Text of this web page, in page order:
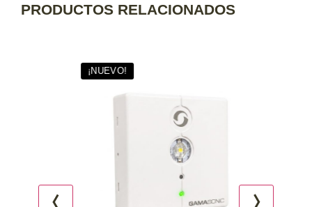
PRODUCTOS RELACIONADOS
¡NUEVO!